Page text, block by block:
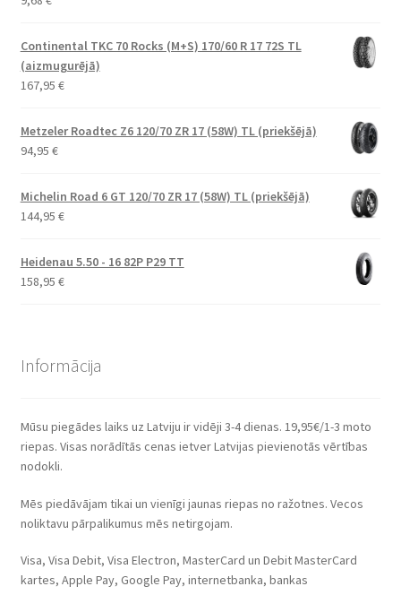
Continental TKC 70 Rocks (M+S) 170/60 R 17 72S TL
(aizmugurējā)
167,95 €
Metzeler Roadtec Z6 120/70 ZR 17 (58W) TL (priekšējā)
94,95 €
Michelin Road 6 GT 120/70 ZR 17 (58W) TL (priekšējā)
144,95 €
Heidenau 5.50 - 16 82P P29 TT
158,95 €
Informācija
Mūsu piegādes laiks uz Latviju ir vidēji 3-4 dienas. 19,95€/1-3 moto
riepas. Visas norādītās cenas ietver Latvijas pievienotās vērtības
nodokli.
Mēs piedāvājam tikai un vienīgi jaunas riepas no ražotnes. Vecos
noliktavu pārpalikumus mēs netirgojam.
Visa, Visa Debit, Visa Electron, MasterCard un Debit MasterCard
kartes, Apple Pay, Google Pay, internetbanka, bankas